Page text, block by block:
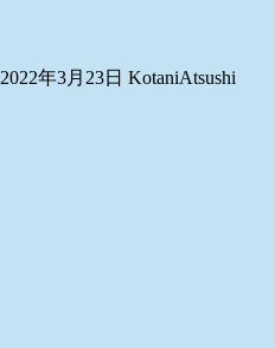
2022年3月23日 KotaniAtsushi